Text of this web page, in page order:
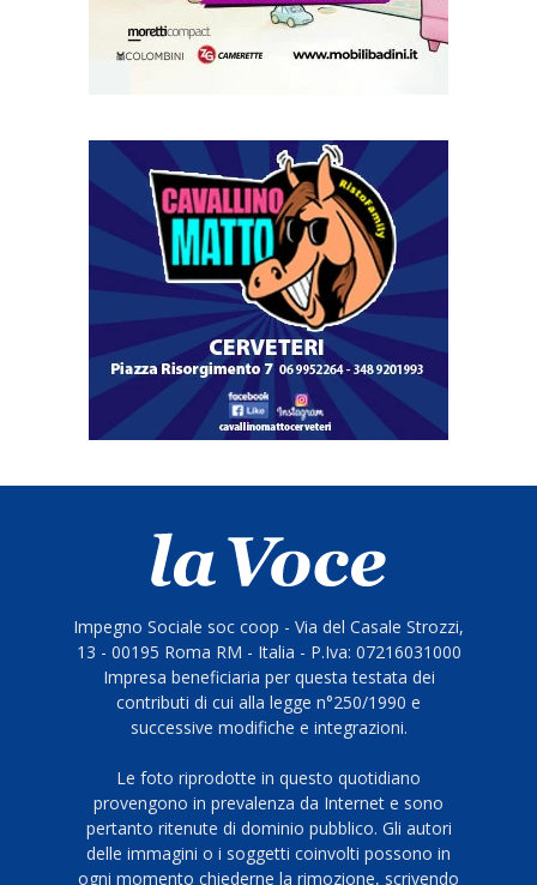
Impegno Sociale soc coop - Via del Casale Strozzi,
13 - 00195 Roma RM - Italia - P.Iva: 07216031000
Impresa beneficiaria per questa testata dei
contributi di cui alla legge n°250/1990 e
successive modifiche e integrazioni.
Le foto riprodotte in questo quotidiano
provengono in prevalenza da Internet e sono
pertanto ritenute di dominio pubblico. Gli autori
delle immagini o i soggetti coinvolti possono in
ogni momento chiederne la rimozione, scrivendo